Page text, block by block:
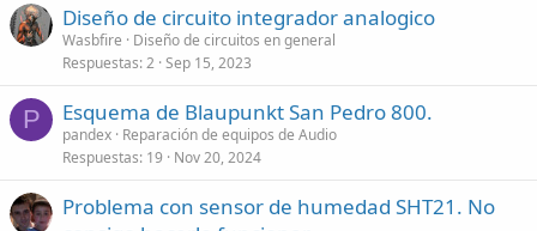
Diseño de circuito integrador analogico
Wasbfire
Diseño de circuitos en general
Respuestas 2 Sep 15, 2023
P Esquema de Blaupunkt San Pedro 800.
pandex Reparación de equipos de Audio
Respuestas 19 Nov 20, 2024
Problema con sensor de humedad SHT21. No